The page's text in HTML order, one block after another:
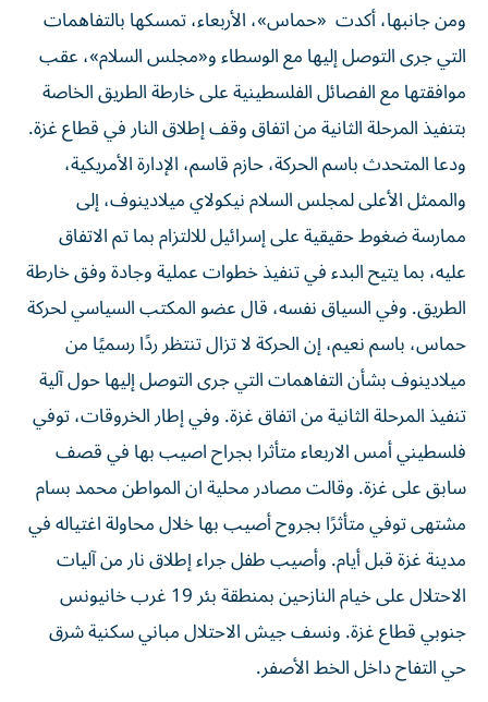
ومن جانبها، أكدت «حماس»، الأربعاء، تمسكها بالتفاهمات
التي جرى التوصل إليها مع الوسطاء و«مجلس السلام»، عقب
موافقتها مع الفصائل الفلسطينية على خارطة الطريق الخاصة
بتنفيذ المرحلة الثانية من اتفاق وقف إطلاق النار في قطاع غزة.
ودعا المتحدث باسم الحركة، حازم قاسم، الإدارة الأمريكية،
والممثل الأعلى لمجلس السلام نيكولاي ميلادينوف، إلى
ممارسة ضغوط حقيقية على إسرائيل للالتزام بما تم الاتفاق
عليه، بما يتيح البدء في تنفيذ خطوات عملية وجادة وفق خارطة
الطريق. وفي السياق نفسه، قال عضو المكتب السياسي لحركة
حماس، باسم نعيم، إن الحركة لا تزال تنتظر ردًا رسميًا من
ميلادينوف بشأن التفاهمات التي جرى التوصل إليها حول آلية
تنفيذ المرحلة الثانية من اتفاق غزة. وفي إطار الخروقات، توفي
فلسطيني أمس الاربعاء متأثرا بجراح اصيب بها في قصف
سابق على غزة. وقالت مصادر محلية ان المواطن محمد بسام
مشتهى توفي متأثرًا بجروح أصيب بها خلال محاولة اغتياله في
مدينة غزة قبل أيام. وأصيب طفل جراء إطلاق نار من آليات
الاحتلال على خيام النازحين بمنطقة بئر 19 غرب خانيونس
جنوبي قطاع غزة. ونسف جيش الاحتلال مباني سكنية شرق
حي التفاح داخل الخط الأصفر.